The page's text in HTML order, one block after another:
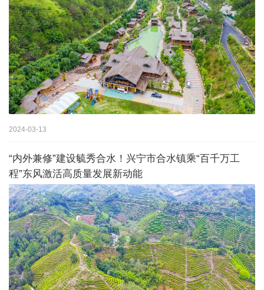
2024-03-13
“内外兼修”建设毓秀合水！兴宁市合水镇乘“百千万工
程”东风激活高质量发展新动能